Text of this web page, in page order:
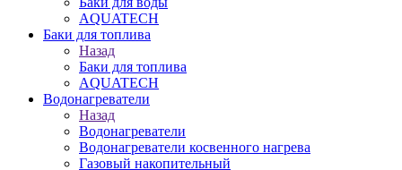
AQUATECH
Баки для топлива
Назад
Баки для топлива
AQUATECH
Водонагреватели
Назад
Водонагреватели
Водонагреватели косвенного нагрева
Газовый накопительный